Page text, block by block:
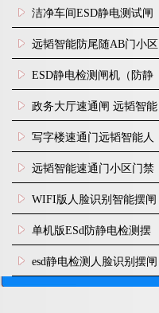
闸安装
洁净车间ESD静电测试闸
机
远韬智能防尾随AB门小区
门禁闸机安装
​ESD静电检测闸机（防静
电门禁通道系统）
政务大厅速通闸 远韬智能
防尾随静音速通门
写字楼速通门远韬智能人
脸识别快速通道闸
远韬智能速通门小区门禁
闸机食堂消费摆闸
WIFI版人脸识别智能摆闸
机
单机版ESd防静电检测摆
闸机
esd静电检测人脸识别摆闸
安装